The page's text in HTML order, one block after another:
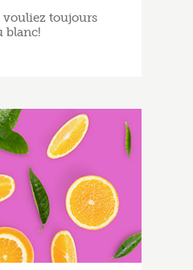
vouliez toujours
blanc!